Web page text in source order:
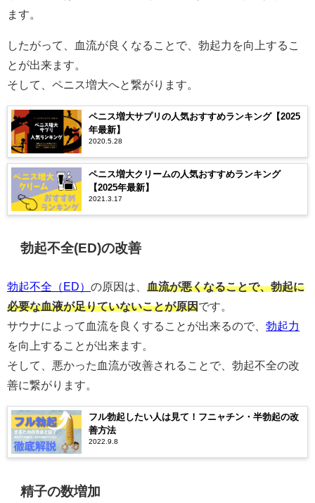
ます。
したがって、血流が良くなることで、勃起力を向上するこ
とが出来ます。
そして、ペニス増大へと繋がります。
ペニス増大サプリの人気おすすめランキング【2025
年最新】
2020.5.28
ペニス増大クリームの人気おすすめランキング
【2025年最新】
2021.3.17
勃起不全(ED)の改善
勃起不全（ED） の原因は、 血流が悪くなることで、勃起に
必要な血液が足りていないことが原因です。
サウナによって血流を良くすることが出来るので、 勃起力
を向上することが出来ます。
そして、悪かった血流が改善されることで、勃起不全の改
善に繋がります。
フル勃起したい人は見て！フニャチン・半勃起の改
善方法
2022.9.8
精子の数増加